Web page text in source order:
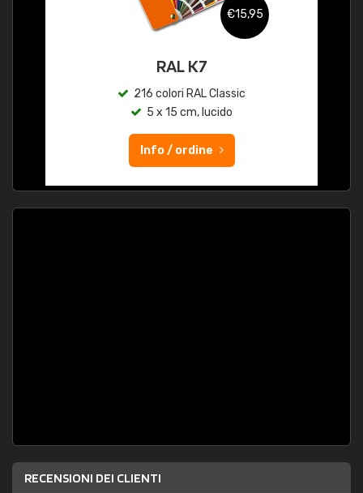
€15,95
RAL K7
216 colori RAL Classic
5 x 15 cm, lucido
Info / ordine
RECENSIONI DEI CLIENTI